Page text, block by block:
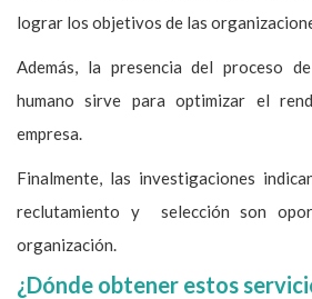
lograr los objetivos de las
Además, la presencia del proceso
humano sirve para optimizar el
empresa.
Finalmente, las investigaciones
reclutamiento y selección son
organización.
¿Dónde obtener estos